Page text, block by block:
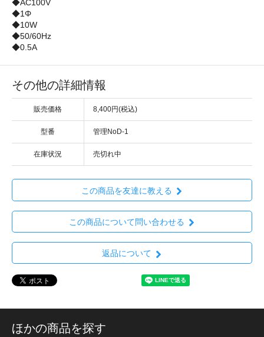
◆AC100V
◆1Φ
◆10W
◆50/60Hz
◆0.5A
その他の詳細情報
販売価格 8,400円(税込)
型番 管理NoD-1
在庫状況 売切れ中
この商品を友達に教える
この商品について問い合わせる
返品について
ほかの商品を探す